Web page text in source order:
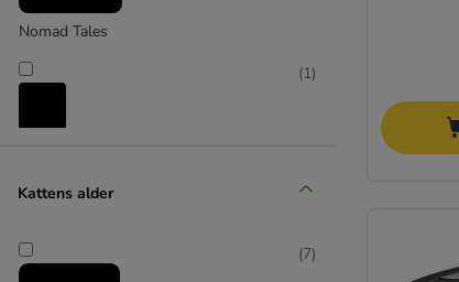
Nomad Tales
(1)
TIAKI
(1)
Kattens alder
(7)